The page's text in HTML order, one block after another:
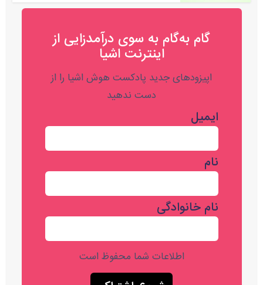
گام به‌گام به‌ سوی درآمدزایی از
اینترنت اشیا
اپیزودهای جدید پادکست هوش اشیا را از
دست ندهید
ایمیل
نام
نام خانوادگی
اطلاعات شما محفوظ است